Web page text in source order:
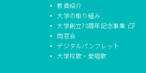
教員紹介
大学の取り組み
大学創立70周年記念事業
同窓会
デジタルパンフレット
大学校歌・愛唱歌